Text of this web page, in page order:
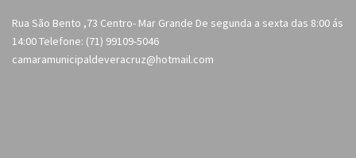
Rua São Bento ,73 Centro- Mar Grande De segunda a sexta das 8:00 ás
14:00 Telefone: (71) 99109-5046
camaramunicipaldeveracruz@hotmail.com